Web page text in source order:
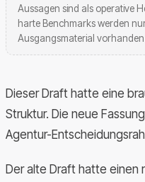
Aussagen sind als operative
harte Benchmarks werden
Ausgangsmaterial vorhanden
Dieser Draft hatte eine
Struktur. Die neue
Agentur-
Der alte Draft hatte einen